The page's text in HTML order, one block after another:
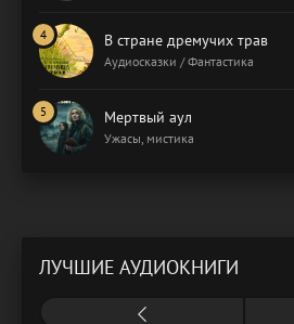
В стране дремучих трав
Аудиосказки / Фантастика
Мертвый аул
Ужасы, мистика
ЛУЧШИЕ АУДИОКНИГИ